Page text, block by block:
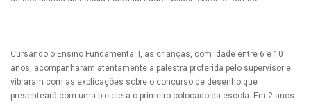
Cursando o Ensino Fundamental I, as crianças, com idade entre 6 e 10
anos, acompanharam atentamente a palestra proferida pelo supervisor e
vibraram com as explicações sobre o concurso de desenho que
presenteará com uma bicicleta o primeiro colocado da escola. Em 2 anos